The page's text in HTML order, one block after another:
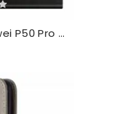
δερματινη θηκη Huawei P50 Pro Θήκη Flip Δερμάτινο Εφέ Κάθετου Πτερυγίου